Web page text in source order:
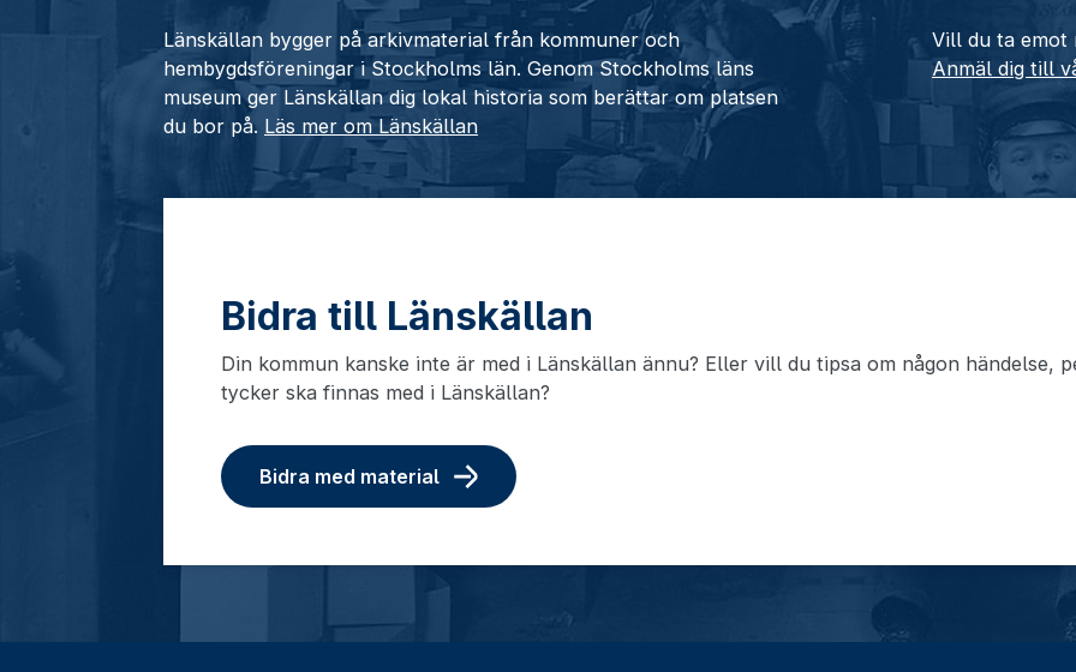
Länskällan bygger på arkivmaterial från kommuner och
hembygdsföreningar i Stockholms län. Genom Stockholms läns
museum ger Länskällan dig lokal historia som berättar om platsen
du bor på. Läs mer om Länskällan
Vill du ta emot
Anmäl dig till
Bidra till Länskällan
Din kommun kanske inte är med i Länskällan ännu? Eller vill du tipsa om någon händelse,
tycker ska finnas med i Länskällan?
Bidra med material